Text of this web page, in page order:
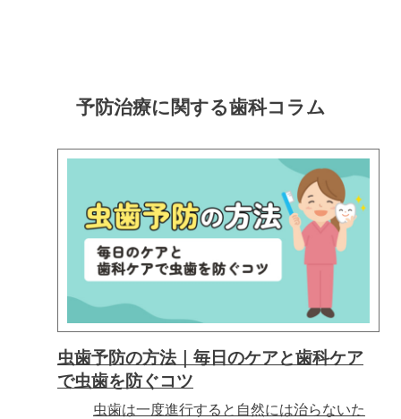
予防治療に関する歯科コラム
虫歯予防の方法｜毎日のケアと歯科ケア
で虫歯を防ぐコツ
虫歯は一度進行すると自然には治らないた